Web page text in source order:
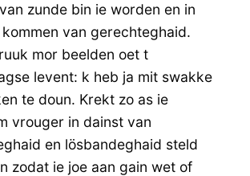
zunde bin ie worden en in
van gerechteghaid.
mor beelden oet t
levent: k heb ja mit swakke
te doun. Krekt zo as ie
vrouger in dainst van
en lösbandeghaid steld
zodat ie joe aan gain wet of